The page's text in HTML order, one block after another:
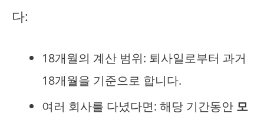
다:
18개월의 계산 범위: 퇴사일로부터 과거
18개월을 기준으로 합니다.
여러 회사를 다녔다면: 해당 기간동안 모